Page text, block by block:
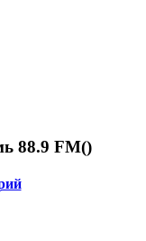
88.9 FM()